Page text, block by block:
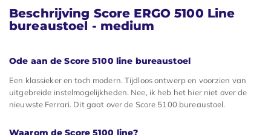
Beschrijving Score ERGO 5100 Line
bureaustoel - medium
Ode aan de Score 5100 line bureaustoel
Een klassieker en toch modern. Tijdloos ontwerp en voorzien van
uitgebreide instelmogelijkheden. Nee, ik heb het hier niet over de
nieuwste Ferrari. Dit gaat over de Score 5100 bureaustoel.
Waarom de Score 5100 line?